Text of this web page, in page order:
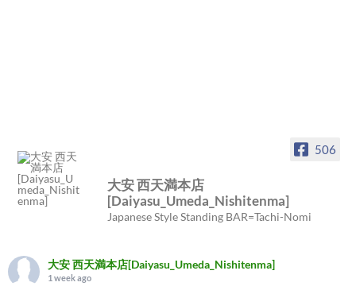
506
大安 西天満本店
[Daiyasu_Umeda_Nishitenma]
Japanese Style Standing BAR=Tachi-Nomi
大安 西天満本店[Daiyasu_Umeda_Nishitenma]
1 week ago